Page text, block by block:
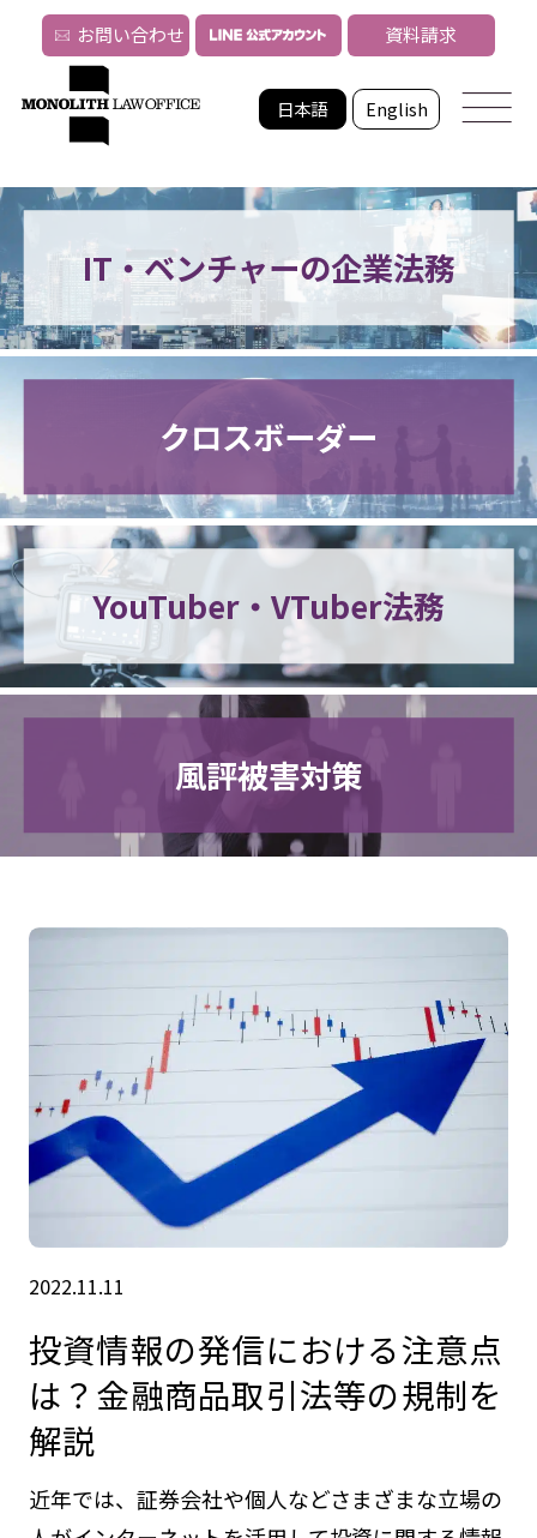
日本語 English
お問い合わせ 資料請求
IT・ベンチャーの企業法務
クロスボーダー
YouTuber・VTuber法務
風評被害対策
2022.11.11
投資情報の発信における注意点
は？金融商品取引法等の規制を
解説
近年では、証券会社や個人などさまざまな立場の